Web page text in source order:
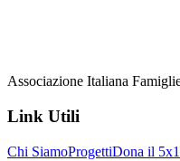
Associazione Italiana
Link Utili
Chi SiamoProgettiDona il